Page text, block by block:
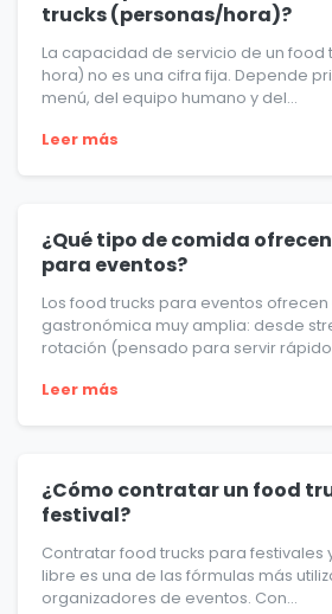
trucks (personas/hora)?
La capacidad de servicio de un food
hora) no es una cifra fija. Depende
menú, del equipo humano y del...
Leer más
¿Qué tipo de comida
para eventos?
Los food trucks para eventos
gastronómica muy amplia: desde
rotación (pensado para servir rápido
Leer más
¿Cómo contratar un food
festival?
Contratar food trucks para festivales
libre es una de las fórmulas más
organizadores de eventos. Con...